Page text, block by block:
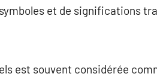
et de significations
est souvent considérée